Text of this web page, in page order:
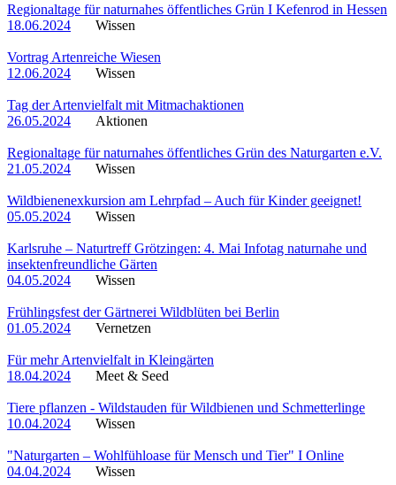
Regionaltage für naturnahes öffentliches Grün I Kefenrod in Hessen
18.06.2024
Wissen
Vortrag Artenreiche Wiesen
12.06.2024
Wissen
Tag der Artenvielfalt mit Mitmachaktionen
26.05.2024
Aktionen
Regionaltage für naturnahes öffentliches Grün des Naturgarten e.V.
21.05.2024
Wissen
Wildbienenexkursion am Lehrpfad – Auch für Kinder geeignet!
05.05.2024
Wissen
Karlsruhe – Naturtreff Grötzingen: 4. Mai Infotag naturnahe und
insektenfreundliche Gärten
04.05.2024
Wissen
Frühlingsfest der Gärtnerei Wildblüten bei Berlin
01.05.2024
Vernetzen
Für mehr Artenvielfalt in Kleingärten
18.04.2024
Meet & Seed
Tiere pflanzen - Wildstauden für Wildbienen und Schmetterlinge
10.04.2024
Wissen
"Naturgarten – Wohlfühloase für Mensch und Tier" I Online
04.04.2024
Wissen